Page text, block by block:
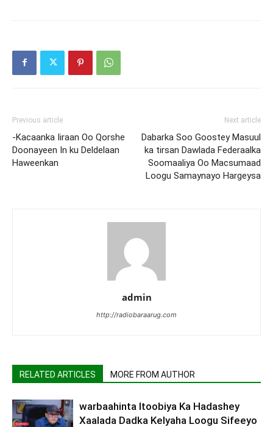
Previous article
-Kacaanka Iiraan Oo Qorshe
Doonayeen In ku Deldelaan
Haweenkan
Next article
Dabarka Soo Goostey Masuul
ka tirsan Dawlada Federaalka
Soomaaliya Oo Macsumaad
Loogu Samaynayo Hargeysa
admin
http://radiobaraarug.com
RELATED ARTICLES MORE FROM AUTHOR
warbaahinta Itoobiya Ka Hadashey
Xaalada Dadka Kelyaha Loogu Sifeeyo